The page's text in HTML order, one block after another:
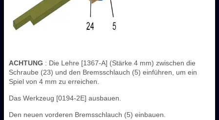
ACHTUNG : Die Lehre [1367-A] (Stärke 4 mm) zwischen die
Schraube (23) und den Bremsschlauch (5) einführen, um ein
Spiel von 4 mm zu erreichen.
Das Werkzeug [0194-2E] ausbauen.
Den neuen vorderen Bremsschlauch (5) einbauen.